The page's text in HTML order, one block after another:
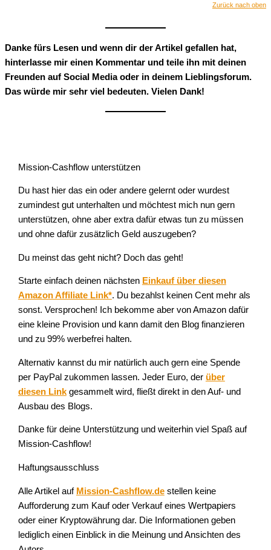
Zurück nach oben
Danke fürs Lesen und wenn dir der Artikel gefallen hat,
hinterlasse mir einen Kommentar und teile ihn mit deinen
Freunden auf Social Media oder in deinem Lieblingsforum.
Das würde mir sehr viel bedeuten. Vielen Dank!
Mission-Cashflow unterstützen
Du hast hier das ein oder andere gelernt oder wurdest
zumindest gut unterhalten und möchtest mich nun gern
unterstützen, ohne aber extra dafür etwas tun zu müssen
und ohne dafür zusätzlich Geld auszugeben?
Du meinst das geht nicht? Doch das geht!
Starte einfach deinen nächsten Einkauf über diesen
Amazon Affiliate Link*. Du bezahlst keinen Cent mehr als
sonst. Versprochen! Ich bekomme aber von Amazon dafür
eine kleine Provision und kann damit den Blog finanzieren
und zu 99% werbefrei halten.
Alternativ kannst du mir natürlich auch gern eine Spende
per PayPal zukommen lassen. Jeder Euro, der über
diesen Linkgesammelt wird, fließt direkt in den Auf- und
Ausbau des Blogs.
Danke für deine Unterstützung und weiterhin viel Spaß auf
Mission-Cashflow!
Haftungsausschluss
Alle Artikel auf Mission-Cashflow.destellen keine
Aufforderung zum Kauf oder Verkauf eines Wertpapiers
oder einer Kryptowährung dar. Die Informationen geben
lediglich einen Einblick in die Meinung und Ansichten des